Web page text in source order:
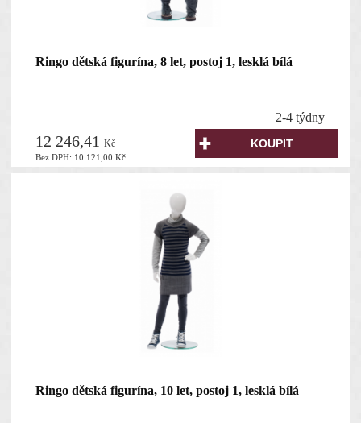
Ringo dětská figurína, 8 let, postoj 1, lesklá bílá
2-4 týdny
Bez DPH: 10 121,00Kč
12 246,41Kč
Ringo dětská figurína, 10 let, postoj 1, lesklá bílá